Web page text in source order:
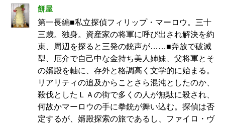
餅屋
第一長編■私立探偵フィリップ・マーロウ。三十
三歳。独身。資産家の将軍に呼び出され解決を約
束、周辺を探ると三発の銃声が……■奔放で破滅
型、厄介で自己中な金持ち美人姉妹、父将軍とそ
の婿殿を軸に、存外と格調高く文学的に始まる。
リアリティの追及からことさら混沌としたのか、
殺伐としたＬＡの街で多くの人が無駄に殺され、
何故かマーロウの手に拳銃が舞い込む。探偵は否
定するが、婿殿探索の旅であるし、ファイロ・ヴ